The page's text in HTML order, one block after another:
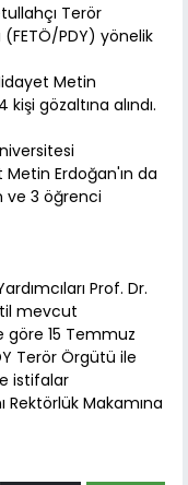
Terör
PDY) yönelik
Metin
gözaltına alındı.
Metin Erdoğan'ın da
ve 3 öğrenci
Prof. Dr.
mevcut
15 Temmuz
Terör Örgütü ile
istifalar
Rektörlük Makamına